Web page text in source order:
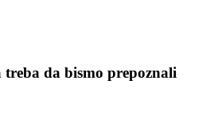
da bismo prepoznali